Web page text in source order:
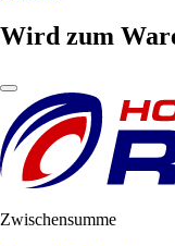
Wird zum
Zwischensumme